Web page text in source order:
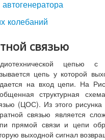
колебаний
связью
цепью с
цепь у которой
на вход цепи. На
структурная
(ЦОС). Из этого рисунка
связью является
прямой связи и цепи
выходной сигнал